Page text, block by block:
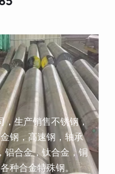
生产销售不锈钢，
钢，高速钢，轴承
铝合金，钛合金，铜
种合金特殊钢。